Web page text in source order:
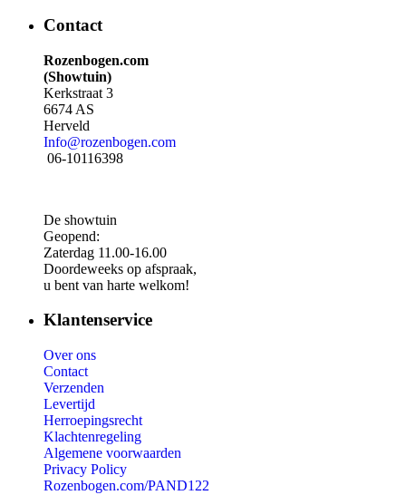
Contact
Rozenbogen.com
(Showtuin)
Kerkstraat 3
6674 AS
Herveld
Info@rozenbogen.com
06-10116398
De showtuin
Geopend:
Zaterdag 11.00-16.00
Doordeweeks op afspraak,
u bent van harte welkom!
Klantenservice
Over ons
Contact
Verzenden
Levertijd
Herroepingsrecht
Klachtenregeling
Algemene voorwaarden
Privacy Policy
Rozenbogen.com/PAND122